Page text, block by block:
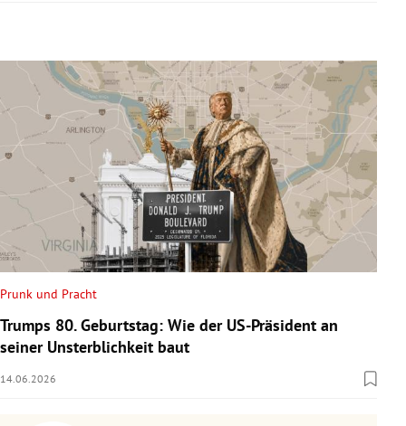
Prunk und Pracht
Trumps 80. Geburtstag: Wie der US-Präsident an
seiner Unsterblichkeit baut
14.06.2026